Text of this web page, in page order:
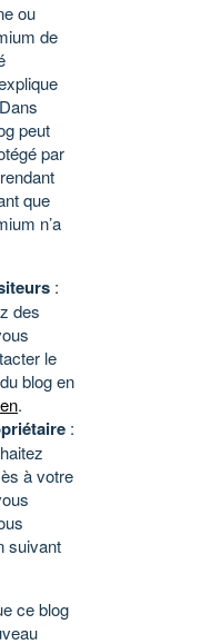
ou
de
peut
par
que
n’a
:
des
le
blog en
.
:
à votre
suivant
ce blog